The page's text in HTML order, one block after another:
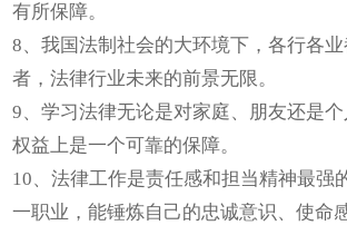
有所保障。
8、我国法制社会的大环境下，各行各
者，法律行业未来的前景无限。
9、学习法律无论是对家庭、朋友还是
权益上是一个可靠的保障。
10、法律工作是责任感和担当精神最强
一职业，能锤炼自己的忠诚意识、使命